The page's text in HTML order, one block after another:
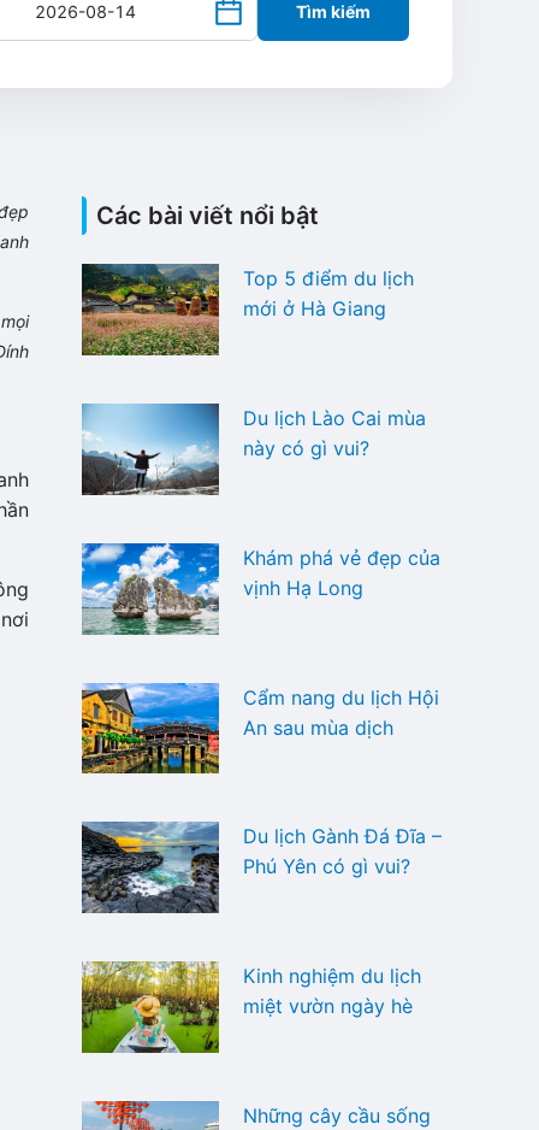
Tìm kiếm
Các bài viết nổi bật
Top 5 điểm du lịch
mới ở Hà Giang
Du lịch Lào Cai mùa
này có gì vui?
Khám phá vẻ đẹp của
vịnh Hạ Long
Cẩm nang du lịch Hội
An sau mùa dịch
Du lịch Gành Đá Đĩa –
Phú Yên có gì vui?
Kinh nghiệm du lịch
miệt vườn ngày hè
Những cây cầu sống